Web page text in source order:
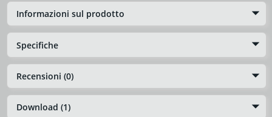
Informazioni sul prodotto
Specifiche
Recensioni (0)
Download (1)